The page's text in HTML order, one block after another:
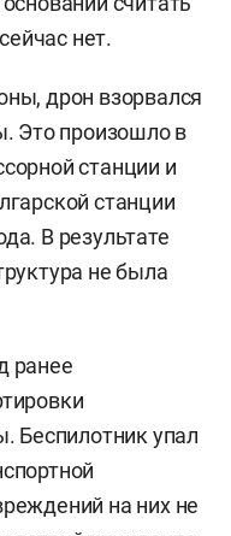
нет.
дрон взорвался
Это произошло в
станции и
станции
В результате
не была
ранее
Беспилотник упал
на них не